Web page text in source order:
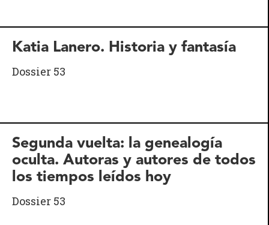
Katia Lanero. Historia y fantasía
Dossier 53
Segunda vuelta: la genealogía
oculta. Autoras y autores de todos
los tiempos leídos hoy
Dossier 53